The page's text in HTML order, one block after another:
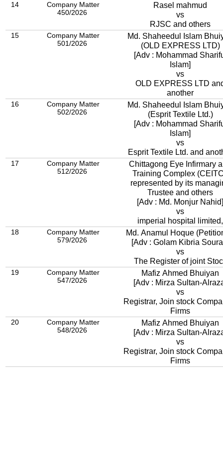
14
Company Matter
450/2026
Rasel mahmud
vs
RJSC and others
15
Company Matter
501/2026
Md. Shaheedul Islam Bhuiyan
(OLD EXPRESS LTD)
[Adv : Mohammad
Islam]
vs
OLD EXPRESS LTD
another
16
Company Matter
502/2026
Md. Shaheedul Islam Bhuiyan
(Esprit Textile Ltd.)
[Adv : Mohammad
Islam]
vs
Esprit Textile Ltd. and
17
Company Matter
512/2026
Chittagong Eye Infirmary
Training Complex
represented by its
Trustee and others
[Adv : Md. Monjur Nahid]
vs
imperial hospital limited,
18
Company Matter
579/2026
Md. Anamul Hoque
[Adv : Golam Kibria
vs
The Register of joint
19
Company Matter
547/2026
Mafiz Ahmed Bhuiyan
[Adv : Mirza Sultan-
vs
Registrar, Join stock
Firms
20
Company Matter
548/2026
Mafiz Ahmed Bhuiyan
[Adv : Mirza Sultan-
vs
Registrar, Join stock
Firms